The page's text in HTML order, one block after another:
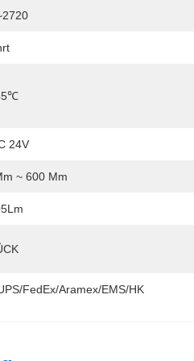
24V
~ 600 Mm
FedEx/Aramex/EMS/HK